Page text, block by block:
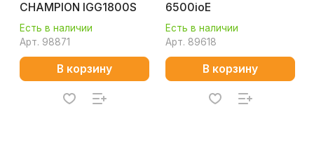
CHAMPION IGG1800S
Есть в наличии
Арт. 98871
В корзину
6500ioE
Есть в наличии
Арт. 89618
В корзину